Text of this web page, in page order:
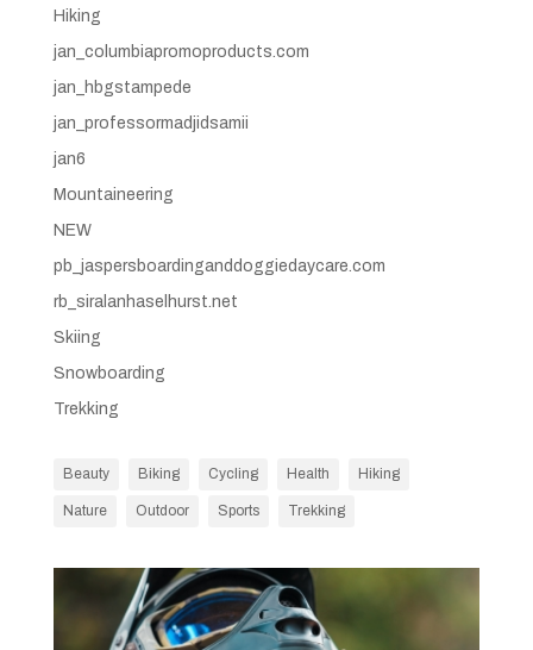
Hiking
jan_columbiapromoproducts.com
jan_hbgstampede
jan_professormadjidsamii
jan6
Mountaineering
NEW
pb_jaspersboardinganddoggiedaycare.com
rb_siralanhaselhurst.net
Skiing
Snowboarding
Trekking
Beauty Biking Cycling Health Hiking
Nature Outdoor Sports Trekking